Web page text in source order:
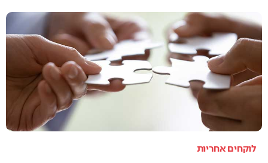
לוקחים אחריות